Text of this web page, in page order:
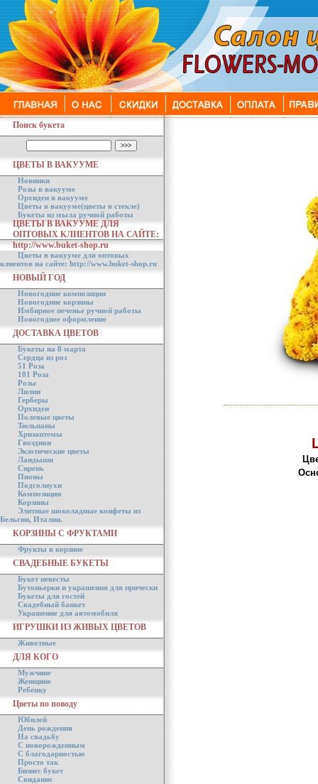
Поиск букета
ЦВЕТЫ В ВАКУУМЕ
Новинки
Розы в вакууме
Орхидеи в вакууме
Цветы в вакууме(цветы в стекле)
Букеты из мыла ручной работы
ЦВЕТЫ В ВАКУУМЕ ДЛЯ
ОПТОВЫХ КЛИЕНТОВ НА САЙТЕ:
http://www.buket-shop.ru
Цветы в вакууме для оптовых
клиентов на сайте: http://www.buket-shop.ru
НОВЫЙ ГОД
Новогодние композиции
Новогодние корзины
Имбирное печенье ручной работы
Новогоднее оформление
ДОСТАВКА ЦВЕТОВ
Букеты на 8 марта
Сердца из роз
51 Роза
101 Роза
Розы
Лилии
Герберы
Орхидеи
Полевые цветы
Тюльпаны
Хризантемы
Гвоздики
Экзотические цветы
Ландыши
Сирень
Пионы
Подсолнухи
Композиции
Корзины
Элитные шоколадные конфеты из
Бельгии, Италии.
КОРЗИНЫ С ФРУКТАМИ
Фрукты в корзине
СВАДЕБНЫЕ БУКЕТЫ
Букет невесты
Бутоньерки и украшения для прически
Букеты для гостей
Свадебный банкет
Украшение для автомобиля
ИГРУШКИ ИЗ ЖИВЫХ ЦВЕТОВ
Животные
ДЛЯ КОГО
Мужчине
Женщине
Ребенку
Цветы по поводу
Юбилей
День рождения
На свадьбу
С новорожденным
С благодарностью
Просто так
Бизнес букет
Свидание